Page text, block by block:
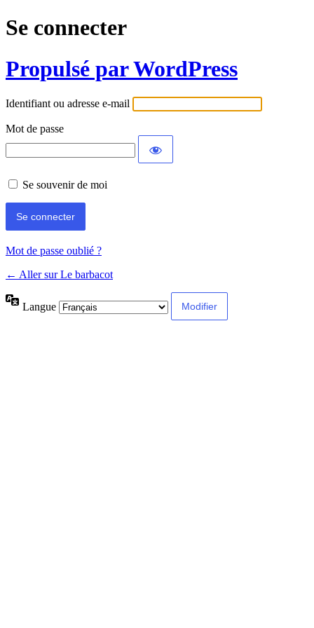
Se connecter
Propulsé par WordPress
Identifiant ou adresse e-mail
Mot de passe
Se souvenir de moi
Mot de passe oublié ?
← Aller sur Le barbacot
Langue